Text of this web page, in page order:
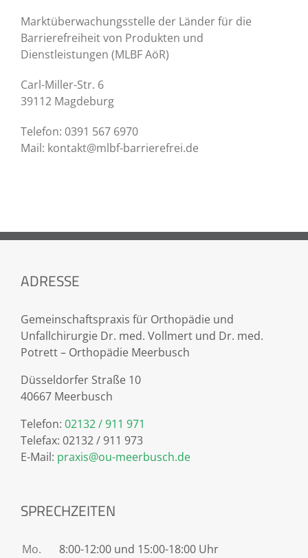
Marktüberwachungsstelle der Länder für die
Barrierefreiheit von Produkten und
Dienstleistungen (MLBF AöR)
Carl-Miller-Str. 6
39112 Magdeburg
Telefon: 0391 567 6970
Mail: kontakt@mlbf-barrierefrei.de
ADRESSE
Gemeinschaftspraxis für Orthopädie und
Unfallchirurgie Dr. med. Vollmert und Dr. med.
Potrett – Orthopädie Meerbusch
Düsseldorfer Straße 10
40667 Meerbusch
Telefon: 02132 / 911 971
Telefax: 02132 / 911 973
E-Mail: praxis@ou-meerbusch.de
SPRECHZEITEN
Mo.
8:00-12:00 und 15:00-18:00 Uhr